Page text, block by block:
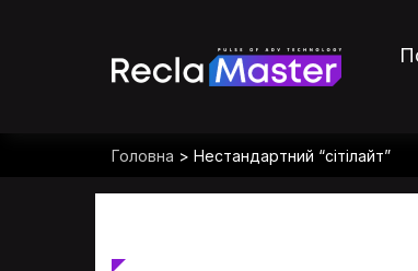
Головна > Нестандартний “сітілайт”